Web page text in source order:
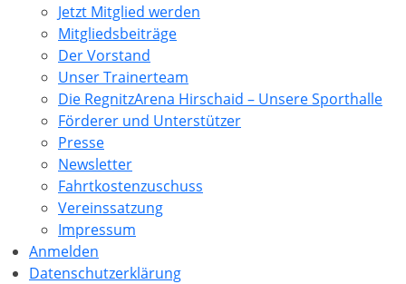
Jetzt Mitglied werden
Mitgliedsbeiträge
Der Vorstand
Unser Trainerteam
Die RegnitzArena Hirschaid – Unsere Sporthalle
Förderer und Unterstützer
Presse
Newsletter
Fahrtkostenzuschuss
Vereinssatzung
Impressum
Anmelden
Datenschutzerklärung